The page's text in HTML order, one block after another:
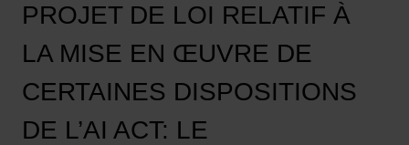
PROJET DE LOI RELATIF À
LA MISE EN ŒUVRE DE
CERTAINES DISPOSITIONS
DE L’AI ACT: LE